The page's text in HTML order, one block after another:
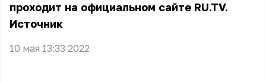
проходит на официальном сайте RU.TV.
Источник
10 мая 13:33 2022